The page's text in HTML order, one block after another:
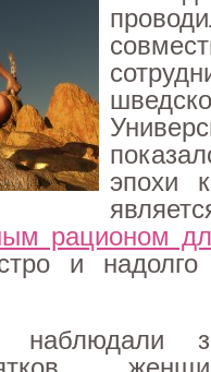
эпохи
рационом
и надолго